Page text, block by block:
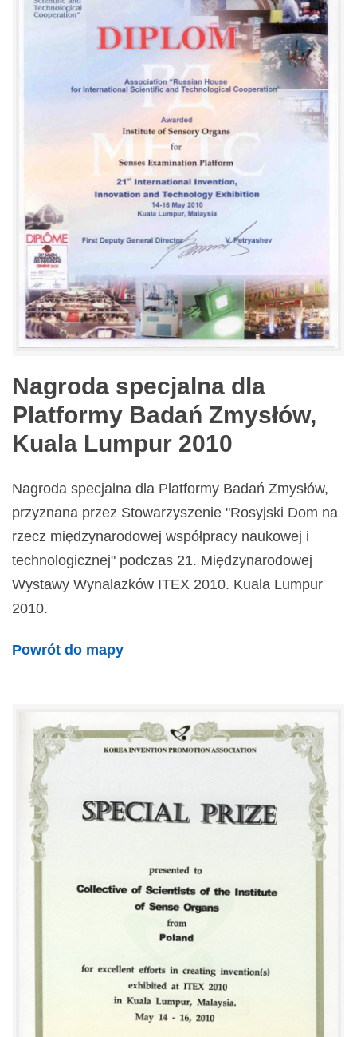
Nagroda specjalna dla
Platformy Badań Zmysłów,
Kuala Lumpur 2010
Nagroda specjalna dla Platformy Badań Zmysłów,
przyznana przez Stowarzyszenie "Rosyjski Dom na
rzecz międzynarodowej współpracy naukowej i
technologicznej" podczas 21. Międzynarodowej
Wystawy Wynalazków ITEX 2010. Kuala Lumpur
2010.
Powrót do mapy